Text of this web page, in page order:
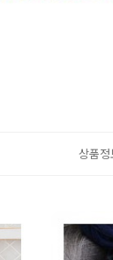
상품정